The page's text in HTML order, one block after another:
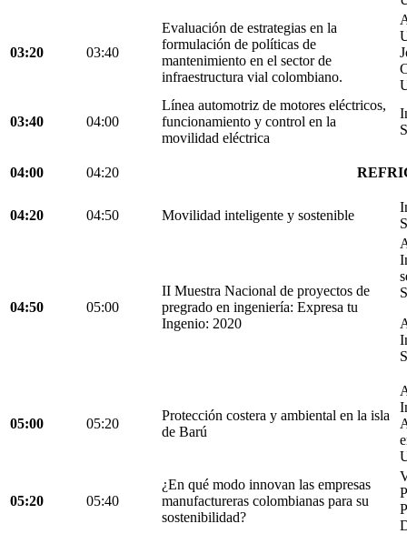
03:20 03:40
Evaluación de estrategias en la
formulación de políticas de
mantenimiento en el sector de
infraestructura vial colombiano.
03:40 04:00
Línea automotriz de motores eléctricos,
funcionamiento y control en la
movilidad eléctrica
04:00 04:20
04:20 04:50 Movilidad inteligente y sostenible
04:50 05:00
II Muestra Nacional de proyectos de
pregrado en ingeniería: Expresa tu
Ingenio: 2020
05:00 05:20
Protección costera y ambiental en la isla
de Barú
05:20 05:40
¿En qué modo innovan las empresas
manufactureras colombianas para su
sostenibilidad?